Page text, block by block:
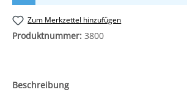
Zum Merkzettel hinzufügen
Produktnummer: 3800
Beschreibung